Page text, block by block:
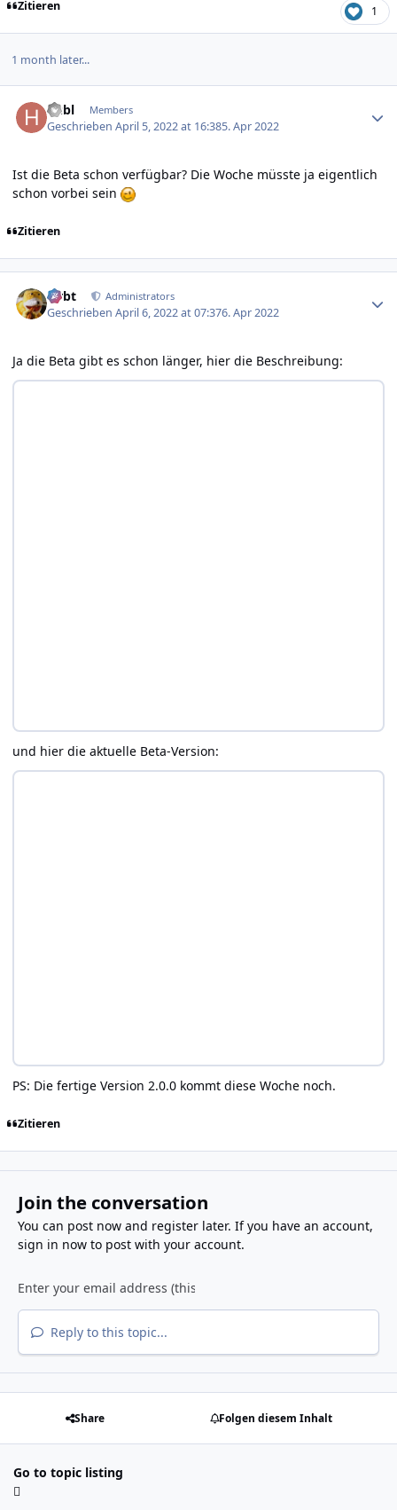
Zitieren 1
1 month later...
hubl Members
GeschriebenApril 5, 2022 at 16:385. Apr 2022
Ist die Beta schon verfügbar? Die Woche müsste ja eigentlich
schon vorbei sein
Zitieren
rtrbt Administrators
GeschriebenApril 6, 2022 at 07:376. Apr 2022
Ja die Beta gibt es schon länger, hier die Beschreibung:
und hier die aktuelle Beta-Version:
PS: Die fertige Version 2.0.0 kommt diese Woche noch.
Zitieren
Join the conversation
You can post now and register later. If you have an account,
sign in nowto post with your account.
Reply to this topic...
Share Folgen diesem Inhalt
Go to topic listing